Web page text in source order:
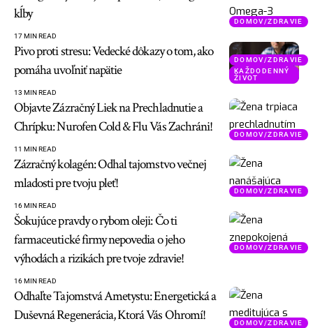
DOMOV/ZDRAVIE
kĺby
17 MIN READ
DOMOV/ZDRAVIE
KAŽDODENNÝ
ŽIVOT
Pivo proti stresu: Vedecké dôkazy o tom, ako
pomáha uvoľniť napätie
13 MIN READ
DOMOV/ZDRAVIE
Objavte Zázračný Liek na Prechladnutie a
Chrípku: Nurofen Cold & Flu Vás Zachráni!
11 MIN READ
DOMOV/ZDRAVIE
Zázračný kolagén: Odhal tajomstvo večnej
mladosti pre tvoju pleť!
16 MIN READ
DOMOV/ZDRAVIE
Šokujúce pravdy o rybom oleji: Čo ti
farmaceutické firmy nepovedia o jeho
výhodách a rizikách pre tvoje zdravie!
16 MIN READ
DOMOV/ZDRAVIE
Odhaľte Tajomstvá Ametystu: Energetická a
Duševná Regenerácia, Ktorá Vás Ohromí!